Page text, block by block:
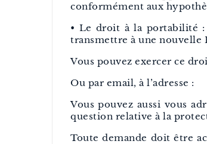
conformément aux
• Le droit à la portabilité
transmettre à une nouvelle
Vous pouvez exercer ce
Ou par email, à l’adresse :
Vous pouvez aussi vous
question relative à la
Toute demande doit être